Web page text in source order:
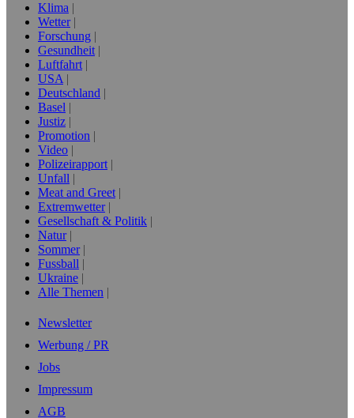
Klima
Wetter
Forschung
Gesundheit
Luftfahrt
USA
Deutschland
Basel
Justiz
Promotion
Video
Polizeirapport
Unfall
Meat and Greet
Extremwetter
Gesellschaft & Politik
Natur
Sommer
Fussball
Ukraine
Alle Themen
Newsletter
Werbung / PR
Jobs
Impressum
AGB